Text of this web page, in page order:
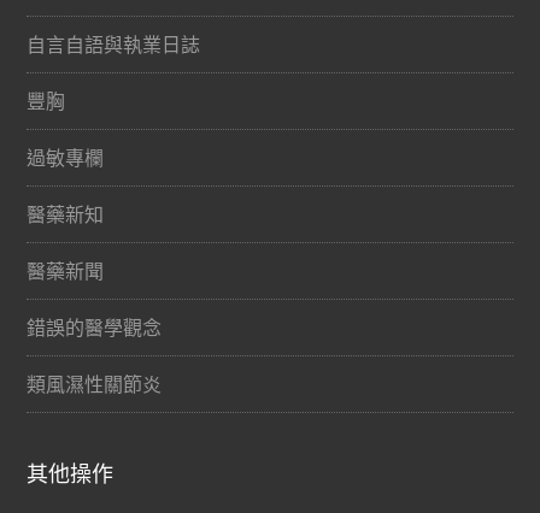
自言自語與執業日誌
豐胸
過敏專欄
醫藥新知
醫藥新聞
錯誤的醫學觀念
類風濕性關節炎
其他操作